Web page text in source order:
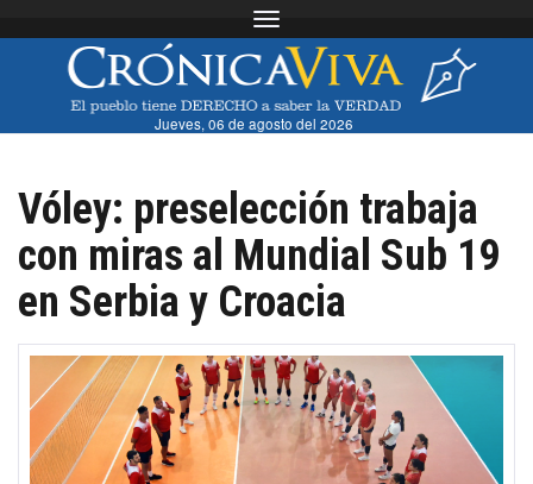
Toggle navigation
Jueves, 06 de agosto del 2026
Vóley: preselección trabaja
con miras al Mundial Sub 19
en Serbia y Croacia